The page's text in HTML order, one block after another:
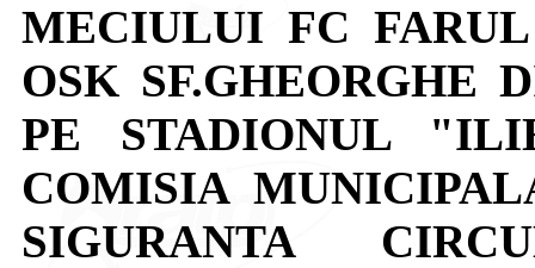
MECIULUI FC FARUL
OSK SF.GHEORGHE
PE STADIONUL
COMISIA
SIGURANTA